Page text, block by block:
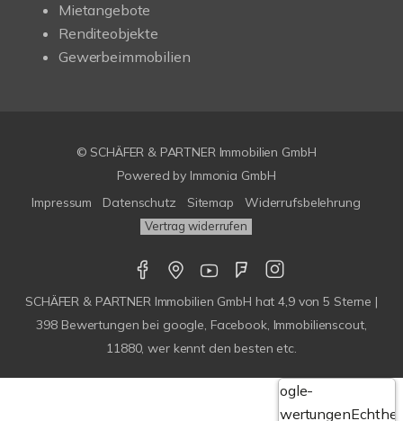
Mietangebote
Renditeobjekte
Gewerbeimmobilien
© SCHÄFER & PARTNER Immobilien GmbH
Powered by Immonia GmbH
Impressum
Datenschutz Sitemap Widerrufsbelehrung
Vertrag widerrufen
SCHÄFER & PARTNER Immobilien GmbH hat4,9von5 Sterne |
398 Bewertungen bei google, Facebook, Immobilienscout,
11880, wer kennt den besten etc.
Google-
Bewertungen